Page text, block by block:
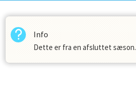
Info
Dette er fra en afsluttet sæson.